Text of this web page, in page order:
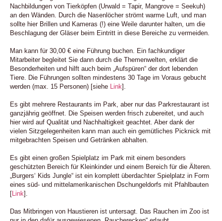
Nachbildungen von Tierköpfen (Urwald = Tapir, Mangrove = Seekuh)
an den Wänden. Durch die Nasenlöcher strömt warme Luft, und man
sollte hier Brillen und Kameras (!) eine Weile darunter halten, um die
Beschlagung der Gläser beim Eintritt in diese Bereiche zu vermeiden.
Man kann für 30,00 € eine Führung buchen. Ein fachkundiger
Mitarbeiter begleitet Sie dann durch die Themenwelten, erklärt die
Besonderheiten und hilft auch beim „Aufspüren“ der dort lebenden
Tiere. Die Führungen sollten mindestens 30 Tage im Voraus gebucht
werden (max. 15 Personen) [siehe
Link].
Es gibt mehrere Restaurants im Park, aber nur das Parkrestaurant ist
ganzjährig geöffnet. Die Speisen werden frisch zubereitet, und auch
hier wird auf Qualität und Nachhaltigkeit geachtet. Aber dank der
vielen Sitzgelegenheiten kann man auch ein gemütliches Picknick mit
mitgebrachten Speisen und Getränken abhalten.
Es gibt einen großen Spielplatz im Park mit einem besonders
geschützten Bereich für Kleinkinder und einem Bereich für die Älteren.
„Burgers‘ Kids Jungle“ ist ein komplett überdachter Spielplatz in Form
eines süd- und mittelamerikanischen Dschungeldorfs mit Pfahlbauten
[ Link].
Das Mitbringen von Haustieren ist untersagt. Das Rauchen im Zoo ist